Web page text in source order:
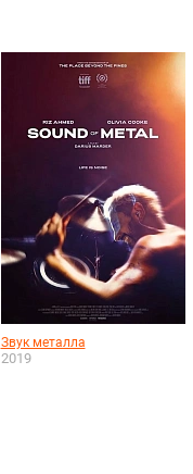
Звук металла
2019